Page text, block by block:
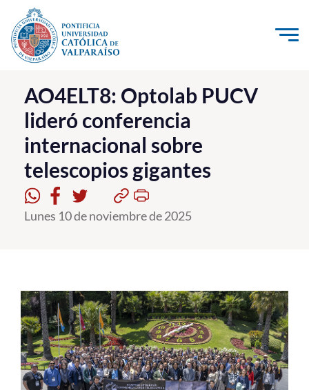
Click acá para ir directamente al contenido
La Universidad
Investigación, Creación e Innovación
PUCV Internacional
Vinculación con el Medio
Admisión
Formación Continua
Estudiantes
Académicos
AO4ELT8: Optolab PUCV
lideró conferencia
internacional sobre
telescopios gigantes
Lunes 10 de noviembre de 2025